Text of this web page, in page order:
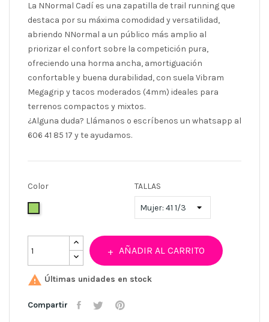
La NNormal Cadí es una zapatilla de trail running que
destaca por su máxima comodidad y versatilidad,
abriendo NNormal a un público más amplio al
priorizar el confort sobre la competición pura,
ofreciendo una horma ancha, amortiguación
confortable y buena durabilidad, con suela Vibram
Megagrip y tacos moderados (4mm) ideales para
terrenos compactos y mixtos.
¿Alguna duda? Llámanos o escríbenos un whatsapp al
606 41 85 17 y te ayudamos.
Color TALLAS
AÑADIR AL CARRITO
 Últimas unidades en stock
Compartir